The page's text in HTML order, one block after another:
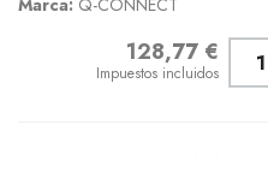
Marca: Q-CONNECT
Precio128,77 €
Impuestos incluidos